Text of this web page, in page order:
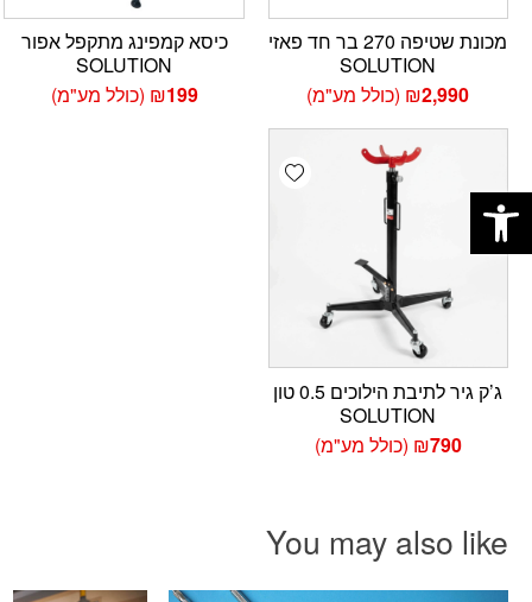
מכונת שטיפה 270 בר חד פאזי
SOLUTION
₪2,990 (כולל מע"מ)
כיסא קמפינג מתקפל אפור
SOLUTION
₪199 (כולל מע"מ)
Add wishlist
ג’ק גיר לתיבת הילוכים 0.5 טון
SOLUTION
₪790 (כולל מע"מ)
You may also like
פתח סרגל נגישות